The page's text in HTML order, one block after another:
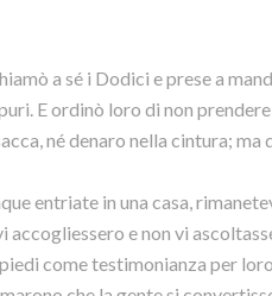
a sé i Dodici e prese a
E ordinò loro di non
né denaro nella cintura;
entriate in una casa,
accogliessero e non vi
come testimonianza per